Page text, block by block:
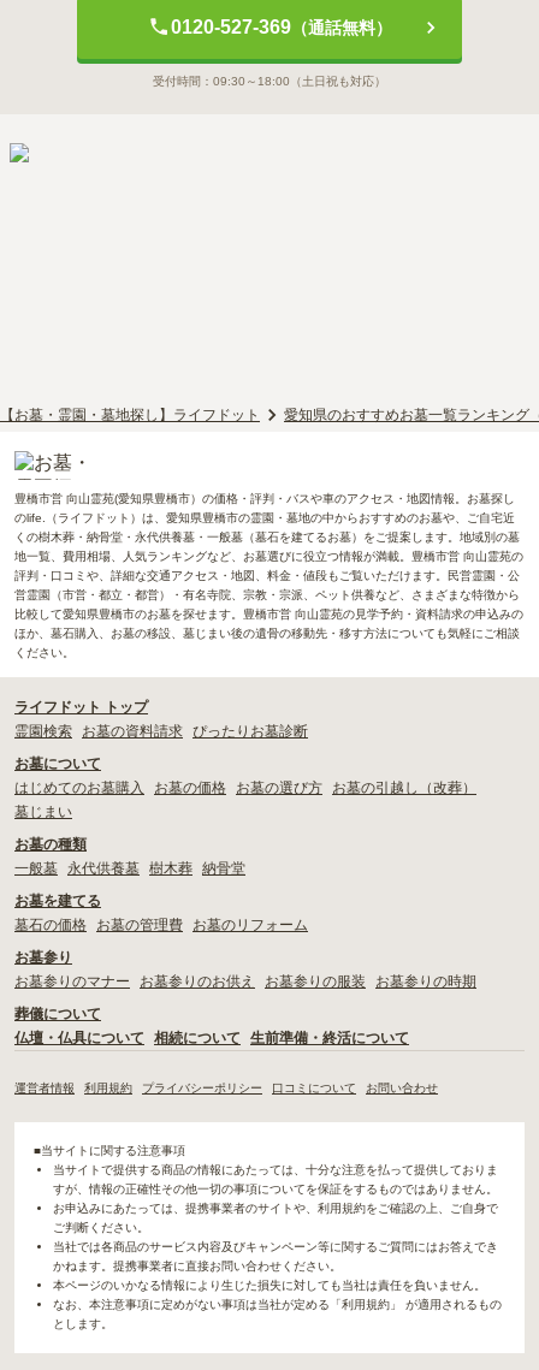
0120-527-369（通話無料）
受付時間： 09:30～18:00 （土日祝も対応）
【お墓・霊園・墓地探し】ライフドット 愛知県のおすすめお墓一覧ランキング
豊橋市営 向山霊苑(愛知県豊橋市）の価格・評判・バスや車のアクセス・地図情報。お墓探し
のlife.（ライフドット）は、愛知県豊橋市の霊園・墓地の中からおすすめのお墓や、ご自宅近
くの樹木葬・納骨堂・永代供養墓・一般墓（墓石を建てるお墓）をご提案します。地域別の墓
地一覧、費用相場、人気ランキングなど、お墓選びに役立つ情報が満載。豊橋市営 向山霊苑の
評判・口コミや、詳細な交通アクセス・地図、料金・値段もご覧いただけます。民営霊園・公
営霊園（市営・都立・都営）・有名寺院、宗教・宗派、ペット供養など、さまざまな特徴から
比較して愛知県豊橋市のお墓を探せます。豊橋市営 向山霊苑の見学予約・資料請求の申込みの
ほか、墓石購入、お墓の移設、墓じまい後の遺骨の移動先・移す方法についても気軽にご相談
ください。
ライフドット トップ
霊園検索
お墓の資料請求 ぴったりお墓診断
お墓について
はじめてのお墓購入
お墓の価格 お墓の選び方
お墓の引越し（改葬）
墓じまい
お墓の種類
一般墓
永代供養墓 樹木葬 納骨堂
お墓を建てる
墓石の価格
お墓の管理費
お墓のリフォーム
お墓参り
お墓参りのマナー
お墓参りのお供え お墓参りの服装
お墓参りの時期
葬儀について
仏壇・仏具について
相続について 生前準備・終活について
運営者情報 利用規約 プライバシーポリシー 口コミについて お問い合わせ
■当サイトに関する注意事項
当サイトで提供する商品の情報にあたっては、十分な注意を払って提供しておりま
すが、情報の正確性その他一切の事項についてを保証をするものではありません。
お申込みにあたっては、提携事業者のサイトや、利用規約をご確認の上、ご自身で
ご判断ください。
当社では各商品のサービス内容及びキャンペーン等に関するご質問にはお答えでき
かねます。提携事業者に直接お問い合わせください。
本ページのいかなる情報により生じた損失に対しても当社は責任を負いません。
なお、本注意事項に定めがない事項は当社が定める「利用規約」 が適用されるもの
とします。